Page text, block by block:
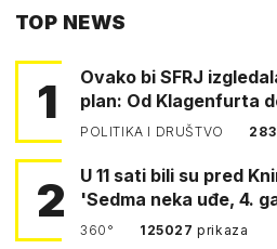
TOP NEWS
1
Ovako bi SFRJ
plan: Od Klagenfurta
POLITIKA I DRUŠTVO
2
U 11 sati bili su pred Kninom. Gotovina:
'Sedma neka uđe, 4.
360° 125027prikaza